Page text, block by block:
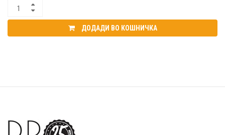
ДОДАДИ ВО КОШНИЧКА